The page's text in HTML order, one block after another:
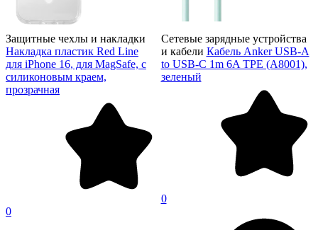
Защитные чехлы и накладки
Накладка пластик Red Line
для iPhone 16, для MagSafe, с
силиконовым краем,
прозрачная
0
Сетевые зарядные устройства
и кабели Кабель Anker USB-A
to USB-C 1m 6A TPE (A8001),
зеленый
0